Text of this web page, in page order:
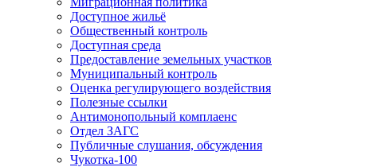
Доступное жильё
Общественный контроль
Доступная среда
Предоставление земельных участков
Муниципальный контроль
Оценка регулирующего воздействия
Полезные ссылки
Антимонопольный комплаенс
Отдел ЗАГС
Публичные слушания, обсуждения
Чукотка-100